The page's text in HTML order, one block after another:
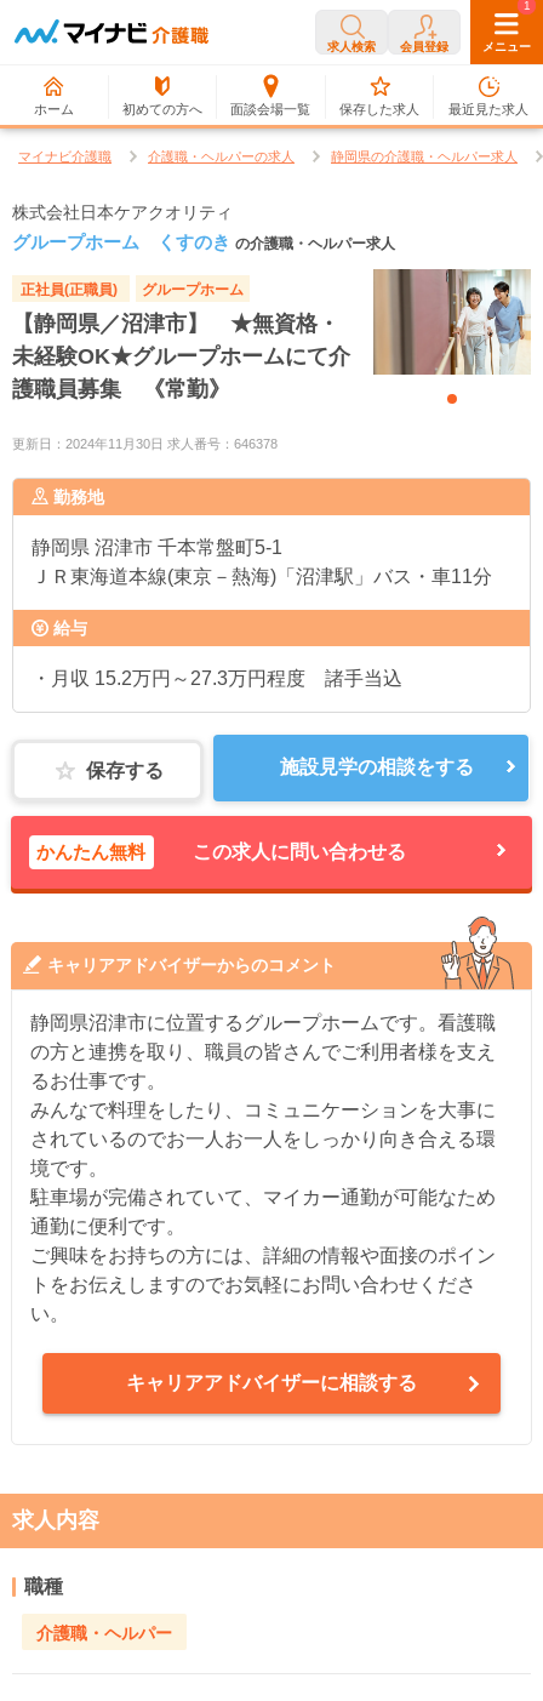
求人検索 会員登録 メニュー
ホーム 初めての方へ 面談会場一覧
0
保存した求人
1
最近見た求人
マイナビ介護職 介護職・ヘルパーの求人 静岡県の介護職・ヘルパー求人
株式会社日本ケアクオリティ
グループホーム くすのき の介護職・ヘルパー求人
正社員(正職員) グループホーム
【静岡県／沼津市】 ★無資格・
未経験OK★グループホームにて介
護職員募集 《常勤》
更新日：2024年11月30日 求人番号：646378
勤務地
静岡県 沼津市 千本常盤町5-1
ＪＲ東海道本線(東京－熱海)「沼津駅」バス・車11分
給与
・月収 15.2万円～27.3万円程度 諸手当込
保存する 施設見学の相談をする
かんたん無料 この求人に問い合わせる
キャリアアドバイザーからのコメント
静岡県沼津市に位置するグループホームです。看護職
の方と連携を取り、職員の皆さんでご利用者様を支え
るお仕事です。
みんなで料理をしたり、コミュニケーションを大事に
されているのでお一人お一人をしっかり向き合える環
境です。
駐車場が完備されていて、マイカー通勤が可能なため
通勤に便利です。
ご興味をお持ちの方には、詳細の情報や面接のポイン
トをお伝えしますのでお気軽にお問い合わせくださ
い。
キャリアアドバイザーに相談する
求人内容
職種
介護職・ヘルパー